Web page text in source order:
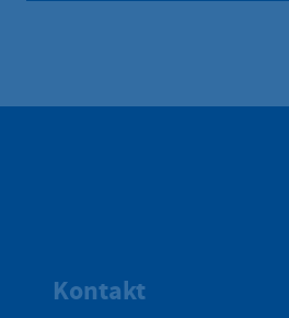
Kontakt